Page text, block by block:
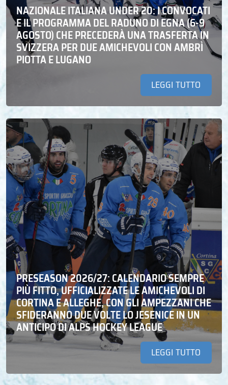
NAZIONALE ITALIANA UNDER 20: I CONVOCATI
E IL PROGRAMMA DEL RADUNO DI EGNA (6-9
AGOSTO) CHE PRECEDERÀ UNA TRASFERTA IN
SVIZZERA PER DUE AMICHEVOLI CON AMBRÌ
PIOTTA E LUGANO
LEGGI TUTTO
PRESEASON 2026/27: CALENDARIO SEMPRE
PIÙ FITTO, UFFICIALIZZATE LE AMICHEVOLI DI
CORTINA E ALLEGHE, CON GLI AMPEZZANI CHE
SFIDERANNO DUE VOLTE LO JESENICE IN UN
ANTICIPO DI ALPS HOCKEY LEAGUE
LEGGI TUTTO